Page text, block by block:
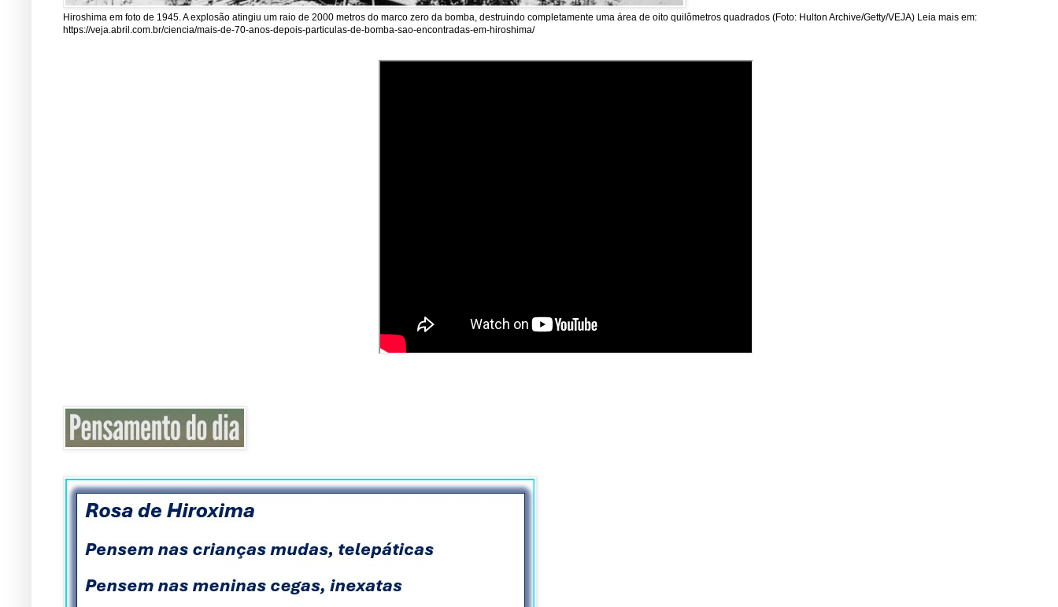
Hiroshima em foto de 1945. A explosão atingiu um raio de 2000 metros do marco zero da bomba, destruindo completamente uma área de oito quilômetros quadrados (Foto: Hulton Archive/Getty/VEJA) Leia mais em:
https://veja.abril.com.br/ciencia/mais-de-70-anos-depois-particulas-de-bomba-sao-encontradas-em-hiroshima/